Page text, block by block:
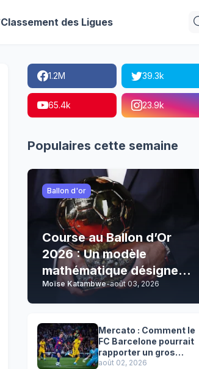
Classement des Ligues
1.2M 39.3k
65.4k 23.9k
Populaires cette semaine
Ballon d'or
Course au Ballon d’Or
2026 : Un modèle
mathématique désigne
son grand favori !
Moïse Katambwe-août 03, 2026
Mercato : Comment le
FC Barcelone pourrait
rapporter un gros
chèque inespéré à l’OM
août 02, 2026